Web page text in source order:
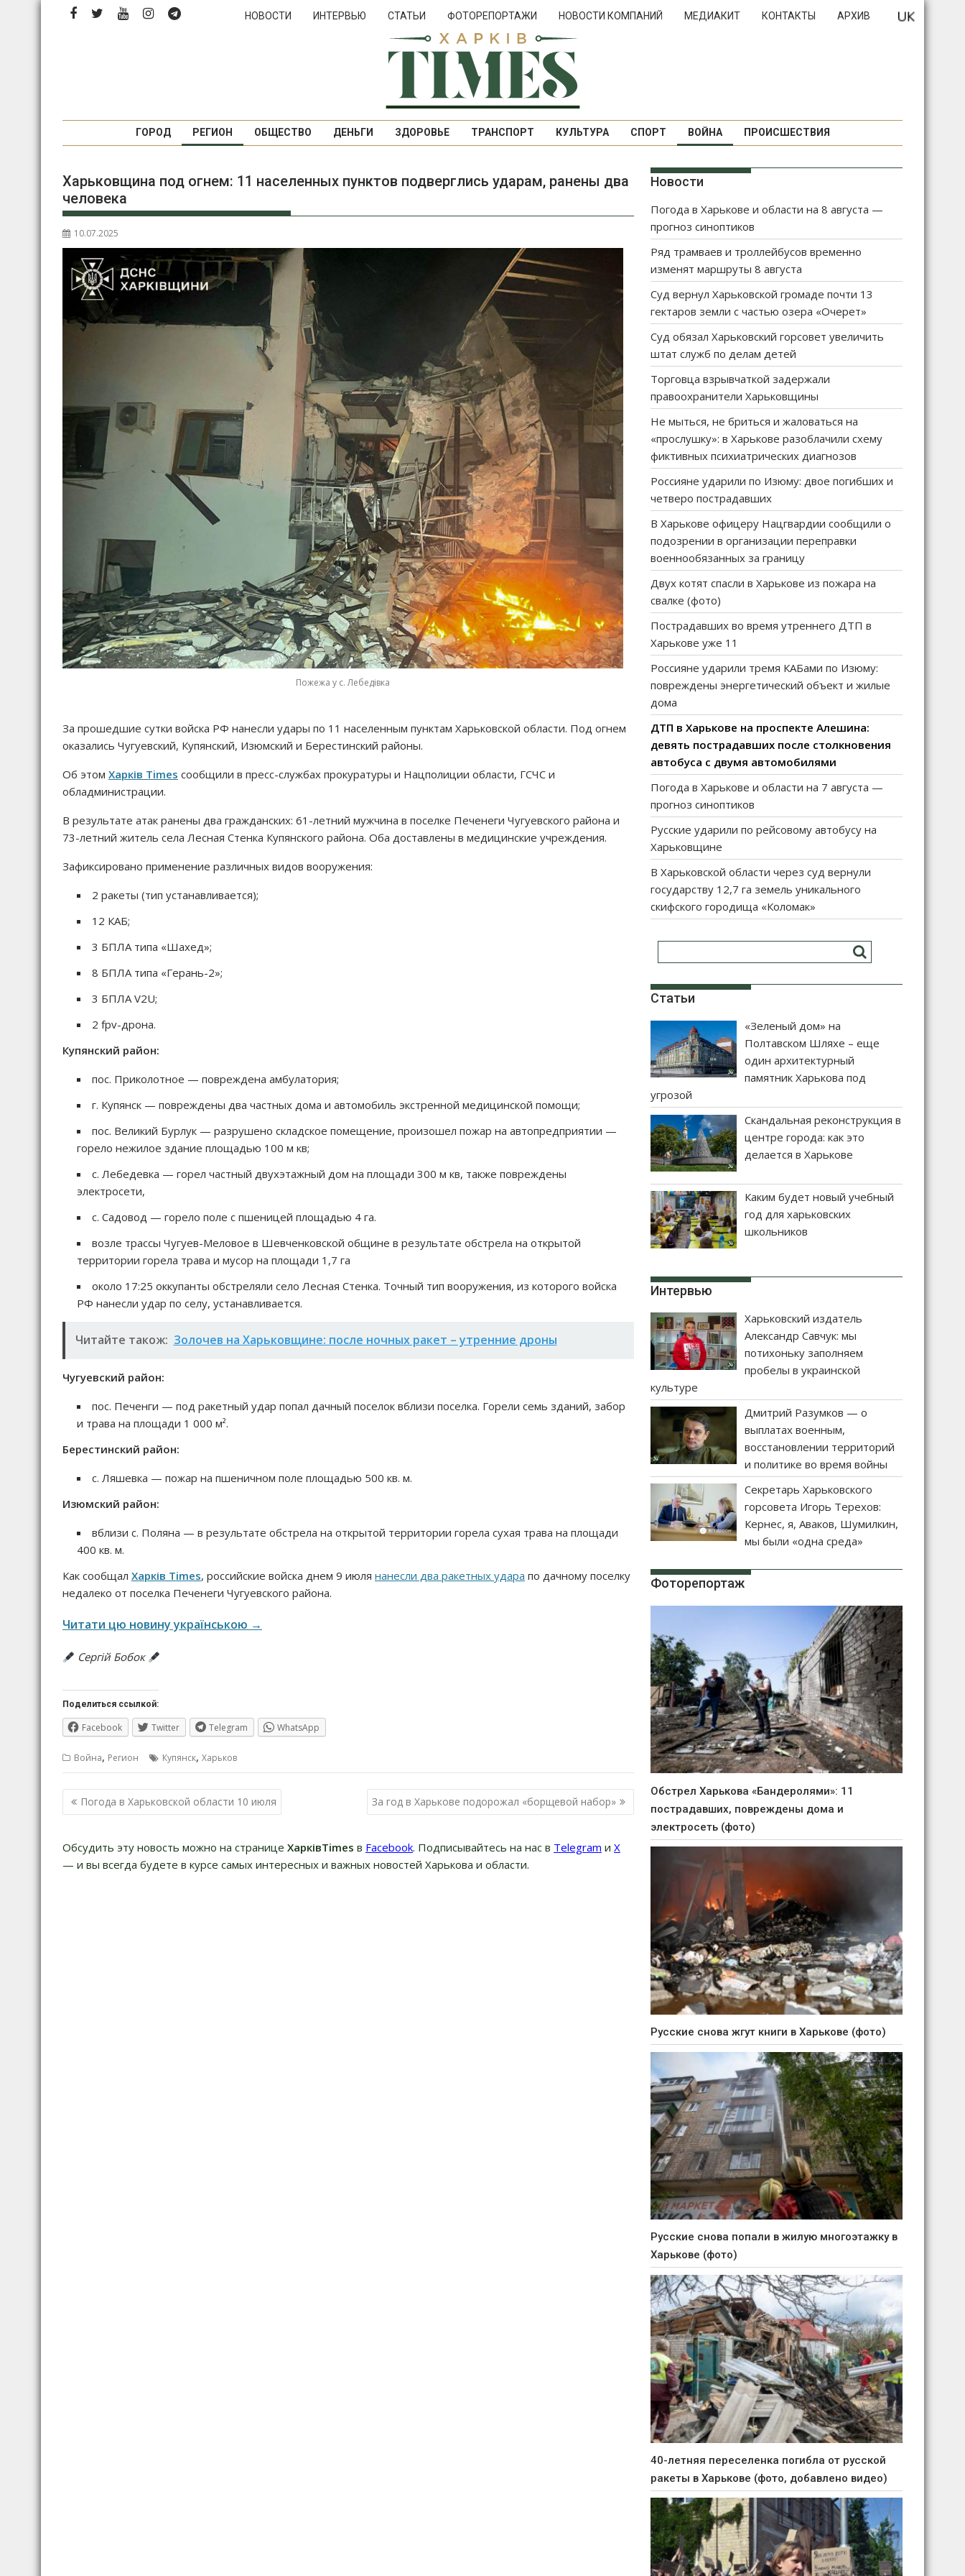
Перейти
НОВОСТИ ИНТЕРВЬЮ СТАТЬИ ФОТОРЕПОРТАЖИ НОВОСТИ КОМПАНИЙ МЕДИАКИТ КОНТАКТЫ АРХИВ
ГОРОД РЕГИОН ОБЩЕСТВО ДЕНЬГИ ЗДОРОВЬЕ ТРАНСПОРТ КУЛЬТУРА СПОРТ ВОЙНА ПРОИСШЕСТВИЯ
Харьковщина под огнем: 11 населенных пунктов подверглись ударам, ранены два
человека
10.07.2025
Пожежа у с. Лебедівка
За прошедшие сутки войска РФ нанесли удары по 11 населенным пунктам Харьковской области. Под огнем
оказались Чугуевский, Купянский, Изюмский и Берестинский районы.
Об этом Харків Times сообщили в пресс-службах прокуратуры и Нацполиции области, ГСЧС и
обладминистрации.
В результате атак ранены два гражданских: 61-летний мужчина в поселке Печенеги Чугуевского района и
73-летний житель села Лесная Стенка Купянского района. Оба доставлены в медицинские учреждения.
Зафиксировано применение различных видов вооружения:
2 ракеты (тип устанавливается);
12 КАБ;
3 БПЛА типа «Шахед»;
8 БПЛА типа «Герань-2»;
3 БПЛА V2U;
2 fpv-дрона.
Купянский район:
пос. Приколотное — повреждена амбулатория;
г. Купянск — повреждены два частных дома и автомобиль экстренной медицинской помощи;
пос. Великий Бурлук — разрушено складское помещение, произошел пожар на автопредприятии —
горело нежилое здание площадью 100 м кв;
с. Лебедевка — горел частный двухэтажный дом на площади 300 м кв, также повреждены
электросети,
с. Садовод — горело поле с пшеницей площадью 4 га.
возле трассы Чугуев-Меловое в Шевченковской общине в результате обстрела на открытой
территории горела трава и мусор на площади 1,7 га
около 17:25 оккупанты обстреляли село Лесная Стенка. Точный тип вооружения, из которого войска
РФ нанесли удар по селу, устанавливается.
Читайте також: Золочев на Харьковщине: после ночных ракет – утренние дроны
Чугуевский район:
пос. Печенги — под ракетный удар попал дачный поселок вблизи поселка. Горели семь зданий, забор
и трава на площади 1 000 м².
Берестинский район:
с. Ляшевка — пожар на пшеничном поле площадью 500 кв. м.
Изюмский район:
вблизи с. Поляна — в результате обстрела на открытой территории горела сухая трава на площади
400 кв. м.
Как сообщал Харків Times, российские войска днем 9 июля нанесли два ракетных удара по дачному поселку
недалеко от поселка Печенеги Чугуевского района.
Читати цю новину українською →
Сергій Бобок
Поделиться ссылкой:
Facebook Twitter Telegram WhatsApp
Война, Регион Купянск, Харьков
Навигация
по
Погода в Харьковской области 10 июля За год в Харькове подорожал «борщевой набор»
Обсудить эту новость можно на странице ХарківTimes в Facebook. Подписывайтесь на нас в Telegram и Х
— и вы всегда будете в курсе самых интересных и важных новостей Харькова и области.
Новости
Погода в Харькове и области на 8 августа —
прогноз синоптиков
Ряд трамваев и троллейбусов временно
изменят маршруты 8 августа
Суд вернул Харьковской громаде почти 13
гектаров земли с частью озера «Очерет»
Суд обязал Харьковский горсовет увеличить
штат служб по делам детей
Торговца взрывчаткой задержали
правоохранители Харьковщины
Не мыться, не бриться и жаловаться на
«прослушку»: в Харькове разоблачили схему
фиктивных психиатрических диагнозов
Россияне ударили по Изюму: двое погибших и
четверо пострадавших
В Харькове офицеру Нацгвардии сообщили о
подозрении в организации переправки
военнообязанных за границу
Двух котят спасли в Харькове из пожара на
свалке (фото)
Пострадавших во время утреннего ДТП в
Харькове уже 11
Россияне ударили тремя КАБами по Изюму:
повреждены энергетический объект и жилые
дома
ДТП в Харькове на проспекте Алешина:
девять пострадавших после столкновения
автобуса с двумя автомобилями
Погода в Харькове и области на 7 августа —
прогноз синоптиков
Русские ударили по рейсовому автобусу на
Харьковщине
В Харьковской области через суд вернули
государству 12,7 га земель уникального
скифского городища «Коломак»
Статьи
«Зеленый дом» на
Полтавском Шляхе – еще
один архитектурный
памятник Харькова под
угрозой
Скандальная реконструкция в
центре города: как это
делается в Харькове
Каким будет новый учебный
год для харьковских
школьников
Интервью
Харьковский издатель
Александр Савчук: мы
потихоньку заполняем
пробелы в украинской
культуре
Дмитрий Разумков — о
выплатах военным,
восстановлении территорий
и политике во время войны
Секретарь Харьковского
горсовета Игорь Терехов:
Кернес, я, Аваков, Шумилкин,
мы были «одна среда»
Фоторепортаж
Обстрел Харькова «Бандеролями»: 11
пострадавших, повреждены дома и
электросеть (фото)
Русские снова жгут книги в Харькове (фото)
Русские снова попали в жилую многоэтажку в
Харькове (фото)
40-летняя переселенка погибла от русской
ракеты в Харькове (фото, добавлено видео)